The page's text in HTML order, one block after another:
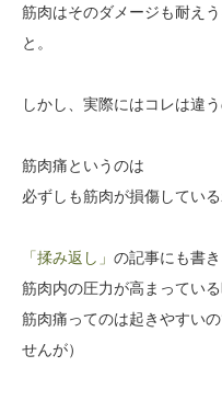
筋肉はそのダメージも耐え
と。
しかし、実際にはコレは違う
筋肉痛というのは
必ずしも筋肉が損傷してい
「揉み返し」 の記事にも書
筋肉内の圧力が高まってい
筋肉痛ってのは起きやすい
せんが）